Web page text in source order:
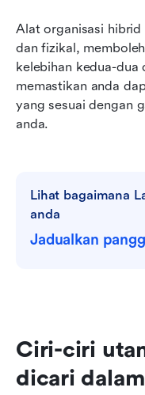
Alat organisasi
dan fizikal,
kelebihan kedua-dua
memastikan anda
yang sesuai dengan
anda.
Lihat bagaimana
anda
Jadualkan
Ciri-ciri
dicari